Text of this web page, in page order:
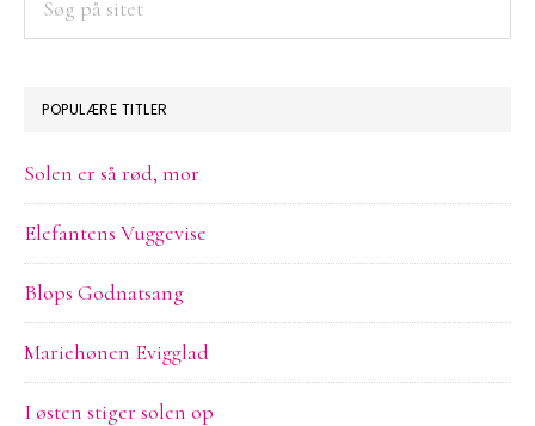
POPULÆRE TITLER
Solen er så rød, mor
Elefantens Vuggevise
Blops Godnatsang
Mariehønen Evigglad
I østen stiger solen op